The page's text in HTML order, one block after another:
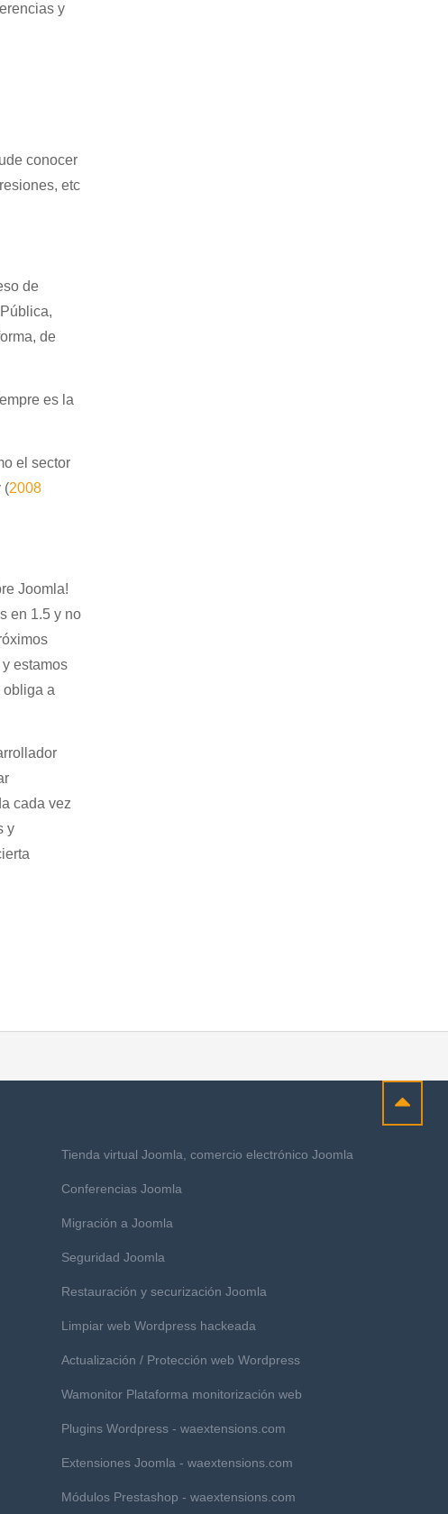
y
conocer
etc
de
de
es la
el sector
(2008
Joomla!
en 1.5 y no
estamos
obliga a
cada vez
y
Tienda virtual Joomla, comercio electrónico Joomla
Conferencias Joomla
Migración a Joomla
Seguridad Joomla
Restauración y securización Joomla
Limpiar web Wordpress hackeada
Actualización / Protección web Wordpress
Wamonitor Plataforma monitorización web
Plugins Wordpress - waextensions.com
Extensiones Joomla - waextensions.com
Módulos Prestashop - waextensions.com